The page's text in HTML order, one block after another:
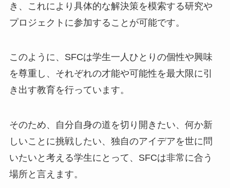
き、これにより具体的な解決策を模索する研究や
プロジェクトに参加することが可能です。
このように、SFCは学生一人ひとりの個性や興味
を尊重し、それぞれの才能や可能性を最大限に引
き出す教育を行っています。
そのため、自分自身の道を切り開きたい、何か新
しいことに挑戦したい、独自のアイデアを世に問
いたいと考える学生にとって、SFCは非常に合う
場所と言えます。